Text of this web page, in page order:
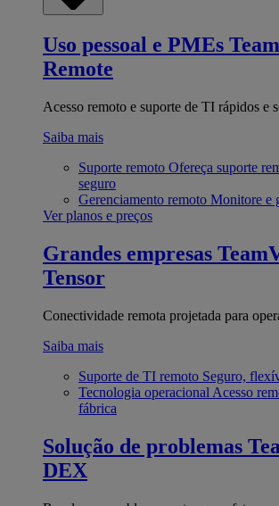
Uso pessoal e PMEs
Remote
Acesso remoto e suporte de TI rápidos e
Saiba mais
Suporte remoto Ofereça suporte
seguro
Gerenciamento remoto Monitore e
Ver planos e preços
Grandes empresas
Tensor
Conectividade remota projetada para
Saiba mais
Suporte de TI remoto Seguro,
Tecnologia operacional Acesso
fábrica
Solução de problemas
DEX